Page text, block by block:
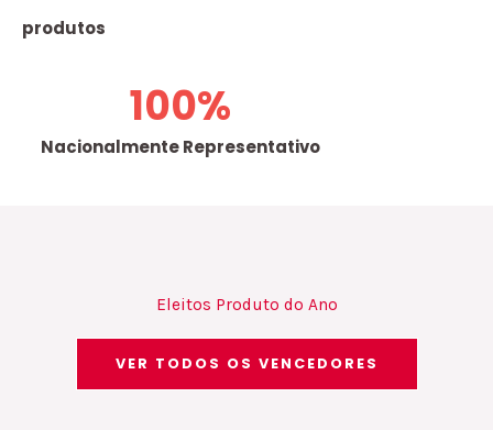
produtos
Nacionalmente Representativo
100%
Eleitos Produto do Ano
VER TODOS OS VENCEDORES